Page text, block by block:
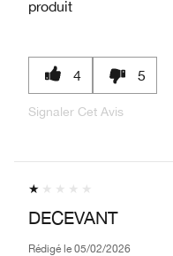
produit
4 5
Signaler Cet Avis
DECEVANT
Rédigé le 05/02/2026